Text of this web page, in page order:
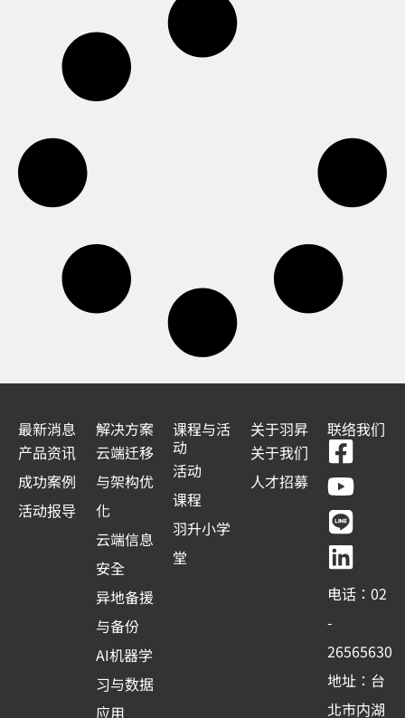
最新消息
产品资讯
成功案例
活动报导
解决方案
云端迁移
与架构优
化
云端信息
安全
异地备援
与备份
AI机器学
习与数据
应用
课程与活
动
活动
课程
羽升小学
堂
关于羽昇
关于我们
人才招募
联络我们
F
a
c
e
b
o
o
k
-
s
Y
o
u
t
u
b
e
L
i
n
e
L
i
n
k
e
d
i
n
电话：02
-
26565630
地址：台
北市内湖